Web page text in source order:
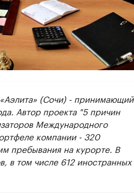
(Сочи) - принимающий
Автор проекта "5 причин
Международного
компании - 320
пребывания на курорте. В
в том числе 612 иностранных